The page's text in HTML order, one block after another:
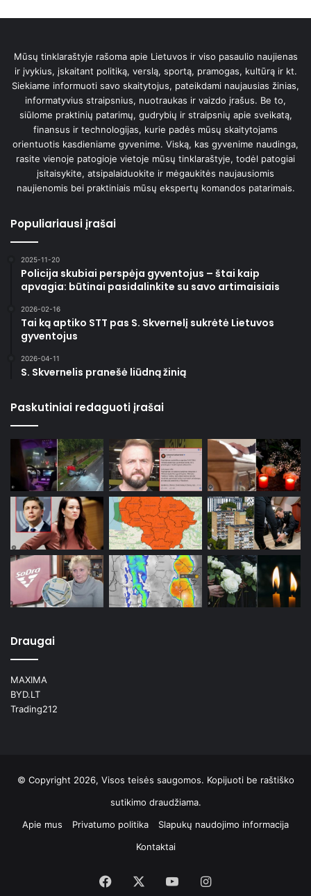
Mūsų tinklaraštyje rašoma apie Lietuvos ir viso pasaulio naujienas
ir įvykius, įskaitant politiką, verslą, sportą, pramogas, kultūrą ir kt.
Siekiame informuoti savo skaitytojus, pateikdami naujausias žinias,
informatyvius straipsnius, nuotraukas ir vaizdo įrašus. Be to,
siūlome praktinių patarimų, gudrybių ir straipsnių apie sveikatą,
finansus ir technologijas, kurie padės mūsų skaitytojams
orientuotis kasdieniame gyvenime. Viską, kas gyvenime naudinga,
rasite vienoje patogioje vietoje mūsų tinklaraštyje, todėl patogiai
įsitaisykite, atsipalaiduokite ir mėgaukitės naujausiomis
naujienomis bei praktiniais mūsų ekspertų komandos patarimais.
Populiariausi įrašai
2025-11-20
Policija skubiai perspėja gyventojus – štai kaip
apvagia: būtinai pasidalinkite su savo artimaisiais
2026-02-16
Tai ką aptiko STT pas S. Skvernelį sukrėtė Lietuvos
gyventojus
2026-04-11
S. Skvernelis pranešė liūdną žinią
Paskutiniai redaguoti įrašai
Draugai
MAXIMA
BYD.LT
Trading212
© Copyright 2026, Visos teisės saugomos. Kopijuoti be raštiško
sutikimo draudžiama.
Apie mus
Privatumo politika
Slapukų naudojimo informacija
Kontaktai
Facebook YouTubeInstagram